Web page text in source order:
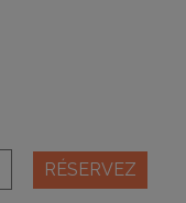
RÉSERVEZ